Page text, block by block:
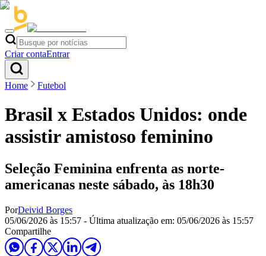
Criar contaEntrar
Home Futebol
Brasil x Estados Unidos: onde
assistir amistoso feminino
Seleção Feminina enfrenta as norte-
americanas neste sábado, às 18h30
PorDeivid Borges
05/06/2026 às 15:57 - Última atualização em: 05/06/2026 às 15:57
Compartilhe